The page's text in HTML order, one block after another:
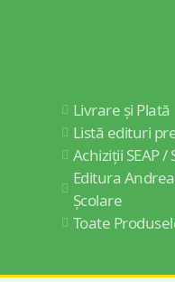
Livrare și Plată
Listă edituri
Achiziții SEAP /
Editura
Școlare
Toate